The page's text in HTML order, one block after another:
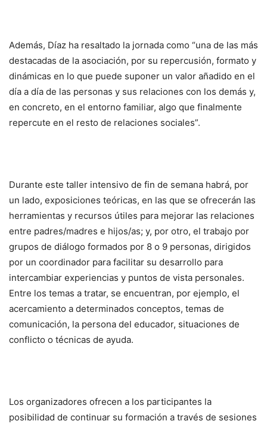
Además, Díaz ha resaltado la jornada como “una de las más
destacadas de la asociación, por su repercusión, formato y
dinámicas en lo que puede suponer un valor añadido en el
día a día de las personas y sus relaciones con los demás y,
en concreto, en el entorno familiar, algo que finalmente
repercute en el resto de relaciones sociales”.
Durante este taller intensivo de fin de semana habrá, por
un lado, exposiciones teóricas, en las que se ofrecerán las
herramientas y recursos útiles para mejorar las relaciones
entre padres/madres e hijos/as; y, por otro, el trabajo por
grupos de diálogo formados por 8 o 9 personas, dirigidos
por un coordinador para facilitar su desarrollo para
intercambiar experiencias y puntos de vista personales.
Entre los temas a tratar, se encuentran, por ejemplo, el
acercamiento a determinados conceptos, temas de
comunicación, la persona del educador, situaciones de
conflicto o técnicas de ayuda.
Los organizadores ofrecen a los participantes la
posibilidad de continuar su formación a través de sesiones